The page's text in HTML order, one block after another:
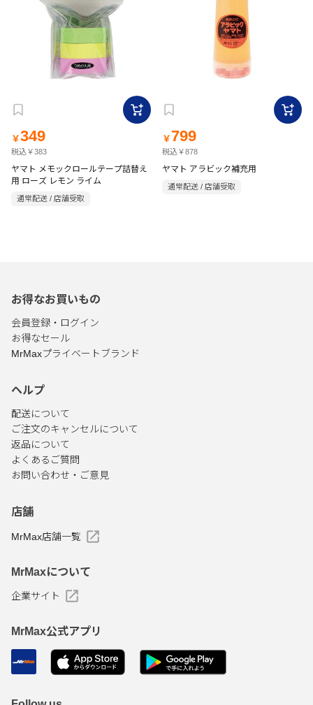
￥349
税込￥383
ヤマト メモックロールテープ詰替え
用 ローズ レモン ライム
通常配送 / 店舗受取
￥ 799
税込￥878
ヤマト アラビック補充用
通常配送 / 店舗受取
お得なお買いもの
会員登録・ログイン
お得なセール
MrMaxプライベートブランド
ヘルプ
配送について
ご注文のキャンセルについて
返品について
よくあるご質問
お問い合わせ・ご意見
店舗
MrMax店舗一覧
MrMaxについて
企業サイト
MrMax公式アプリ